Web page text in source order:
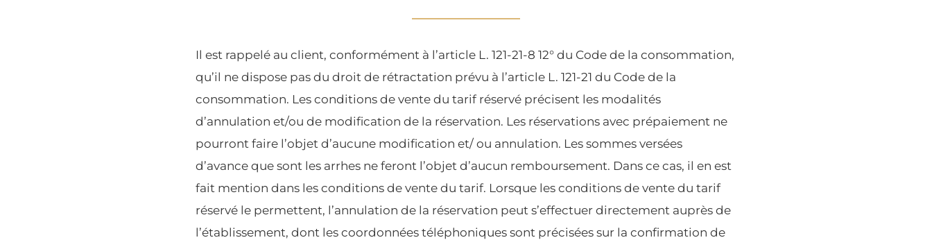
Il est rappelé au client, conformément à l’article L. 121-21-8 12° du Code de la consommation,
qu’il ne dispose pas du droit de rétractation prévu à l’article L. 121-21 du Code de la
consommation. Les conditions de vente du tarif réservé précisent les modalités
d’annulation et/ou de modification de la réservation. Les réservations avec prépaiement ne
pourront faire l’objet d’aucune modification et/ ou annulation. Les sommes versées
d’avance que sont les arrhes ne feront l’objet d’aucun remboursement. Dans ce cas, il en est
fait mention dans les conditions de vente du tarif. Lorsque les conditions de vente du tarif
réservé le permettent, l’annulation de la réservation peut s’effectuer directement auprès de
l’établissement, dont les coordonnées téléphoniques sont précisées sur la confirmation de